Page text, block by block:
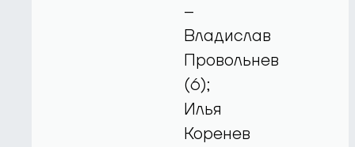
–
Владислав
Провольнев
(6);
Илья
Коренев